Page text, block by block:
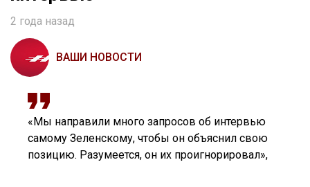
2 года назад
ВАШИ НОВОСТИ
«Мы направили много запросов об интервью
самому Зеленскому, чтобы он объяснил свою
позицию. Разумеется, он их проигнорировал»,